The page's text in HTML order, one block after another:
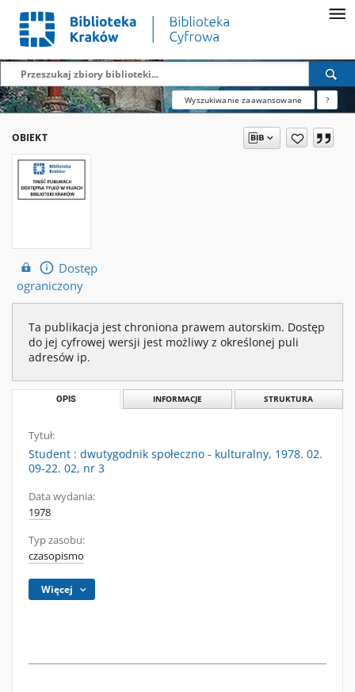
Wyszukiwanie zaawansowane ?
OBIEKT
Dostęp
ograniczony
Ta publikacja jest chroniona prawem autorskim. Dostęp
do jej cyfrowej wersji jest możliwy z określonej puli
adresów ip.
OPIS INFORMACJE STRUKTURA
Tytuł:
Student : dwutygodnik społeczno - kulturalny, 1978. 02.
09-22. 02, nr 3
Data wydania:
1978
Typ zasobu:
czasopismo
Więcej